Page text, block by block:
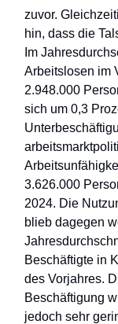
zuvor.
hin, dass die
Im
Arbeitslosen im
2.948.000
sich um 0,3
3.626.000
2024. Die
blieb dagegen
Beschäftigte in
des Vorjahres.
Beschäftigung
jedoch sehr